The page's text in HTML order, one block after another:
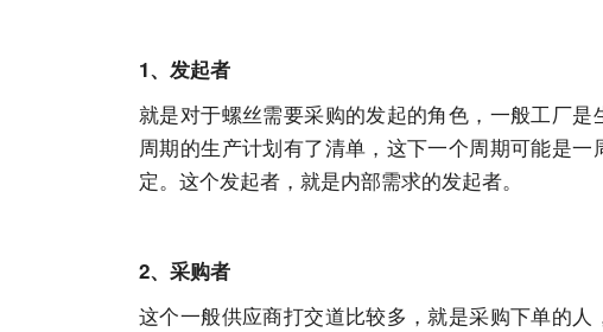
1、发起者
就是对于螺丝需要采购的发起的角色，一般工厂
周期的生产计划有了清单，这下一个周期可能是
定。这个发起者，就是内部需求的发起者。
2、采购者
这个一般供应商打交道比较多，就是采购下单的